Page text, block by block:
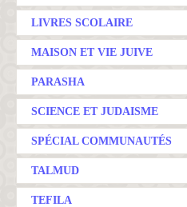
LIVRES SCOLAIRE
MAISON ET VIE JUIVE
PARASHA
SCIENCE ET JUDAISME
SPÉCIAL COMMUNAUTÉS
TALMUD
TEFILA